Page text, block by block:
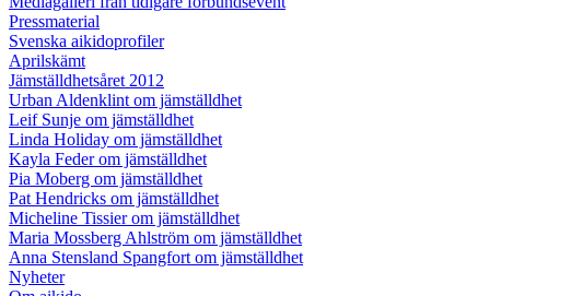
Pressmaterial
Svenska aikidoprofiler
Aprilskämt
Jämställdhetsåret 2012
Urban Aldenklint om jämställdhet
Leif Sunje om jämställdhet
Linda Holiday om jämställdhet
Kayla Feder om jämställdhet
Pia Moberg om jämställdhet
Pat Hendricks om jämställdhet
Micheline Tissier om jämställdhet
Maria Mossberg Ahlström om jämställdhet
Anna Stensland Spangfort om jämställdhet
Nyheter